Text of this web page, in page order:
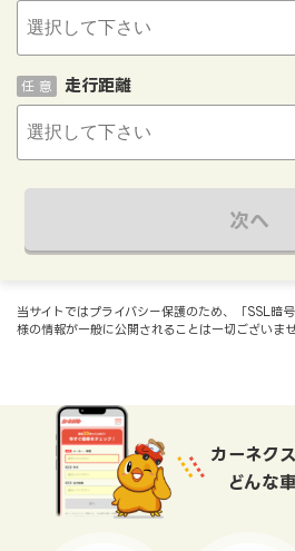
走行距離
任 意
次へ
当サイトではプライバシー保護のため、「SSL暗
様の情報が一般に公開されることは一切ございま
カーネク
どんな